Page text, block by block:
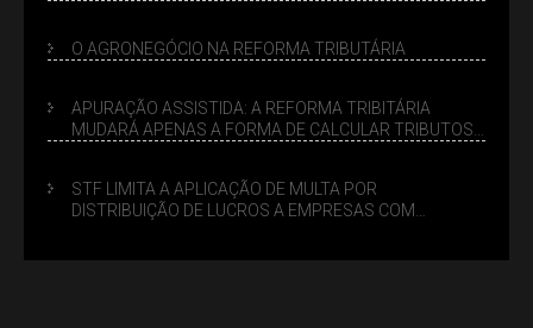
O AGRONEGÓCIO NA REFORMA TRIBUTÁRIA
APURAÇÃO ASSISTIDA: A REFORMA TRIBITÁRIA
MUDARÁ APENAS A FORMA DE CALCULAR TRIBUTOS
STF LIMITA A APLICAÇÃO DE MULTA POR
DISTRIBUIÇÃO DE LUCROS A EMPRESAS COM